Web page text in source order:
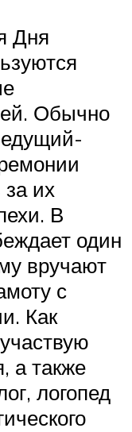
Дня
Обычно
за их
В
один
вручают
с
Как
а также
логопед